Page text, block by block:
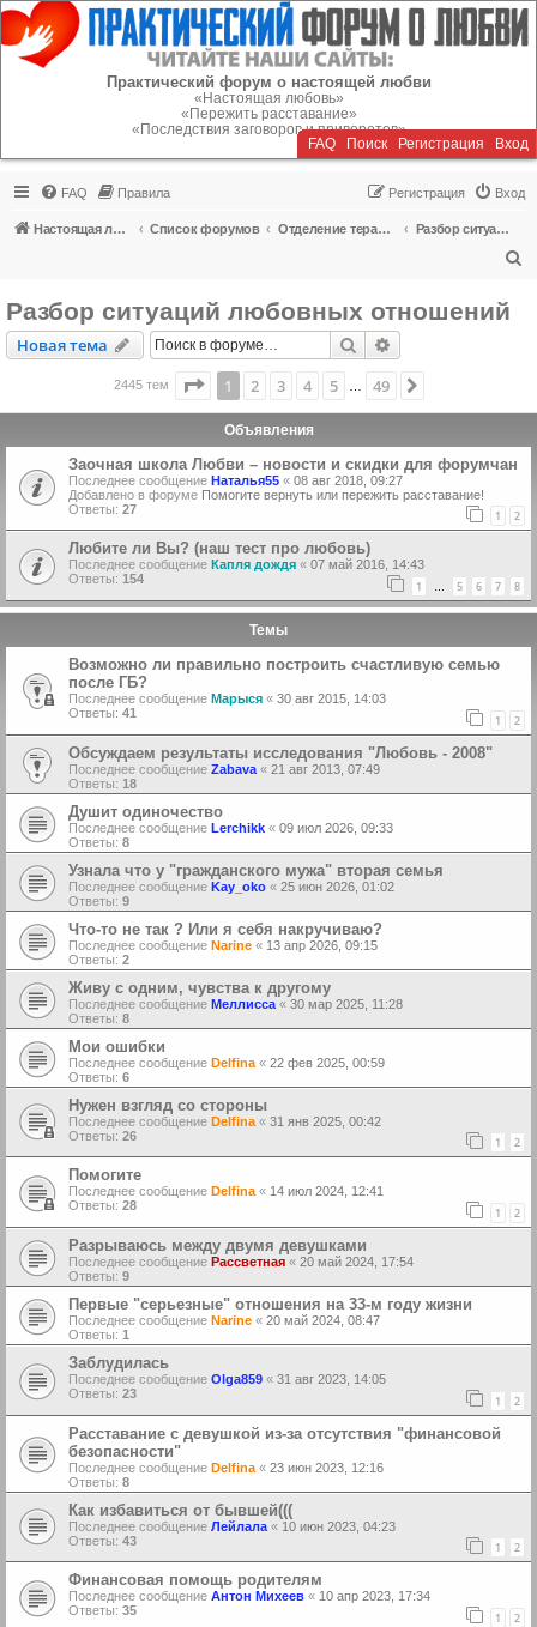
Регистрация
Практический форум о настоящей любви
«Настоящая любовь»
«Пережить расставание»
«Последствия заговоров и приворотов»
FAQ Поиск Регистрация Вход
FAQ Правила Вход
Регистрация
Настоящая любовь Список форумов Отделение терапии
Разбор ситуаций любовных отношений
Разбор ситуаций любовных отношений
Новая тема
Новаятема Поиск
2445 тем Страница из 49
1 2 3 4 5 49
Объявления
Заочная школа Любви – новости и скидки для форумчан
Последнее сообщение Наталья55 « 08 авг 2018, 09:27
Добавлено в форуме Помогите вернуть или пережить расставание!
Ответы: 27 1 2
Любите ли Вы? (наш тест про любовь)
Последнее сообщение Капля дождя « 07 май 2016, 14:43
Ответы: 154 1 … 5 6 7 8
Темы
Возможно ли правильно построить счастливую семью
после ГБ?
Последнее сообщение Марыся « 30 авг 2015, 14:03
Ответы: 41 1 2
Обсуждаем результаты исследования "Любовь - 2008"
Последнее сообщение Zabava « 21 авг 2013, 07:49
Ответы: 18
Душит одиночество
Последнее сообщение Lerchikk « 09 июл 2026, 09:33
Ответы: 8
Узнала что у "гражданского мужа" вторая семья
Последнее сообщение Kay_oko « 25 июн 2026, 01:02
Ответы: 9
Что-то не так ? Или я себя накручиваю?
Последнее сообщение Narine « 13 апр 2026, 09:15
Ответы: 2
Живу с одним, чувства к другому
Последнее сообщение Меллисса « 30 мар 2025, 11:28
Ответы: 8
Мои ошибки
Последнее сообщение Delfina « 22 фев 2025, 00:59
Ответы: 6
Нужен взгляд со стороны
Последнее сообщение Delfina « 31 янв 2025, 00:42
Ответы: 26 1 2
Помогите
Последнее сообщение Delfina « 14 июл 2024, 12:41
Ответы: 28 1 2
Разрываюсь между двумя девушками
Последнее сообщение Рассветная « 20 май 2024, 17:54
Ответы: 9
Первые "серьезные" отношения на 33-м году жизни
Последнее сообщение Narine « 20 май 2024, 08:47
Ответы: 1
Заблудилась
Последнее сообщение Olga859 « 31 авг 2023, 14:05
Ответы: 23 1 2
Расставание с девушкой из-за отсутствия "финансовой
безопасности"
Последнее сообщение Delfina « 23 июн 2023, 12:16
Ответы: 8
Как избавиться от бывшей(((
Последнее сообщение Лейлала « 10 июн 2023, 04:23
Ответы: 43 1 2
Финансовая помощь родителям
Последнее сообщение Антон Михеев « 10 апр 2023, 17:34
Ответы: 35 1 2